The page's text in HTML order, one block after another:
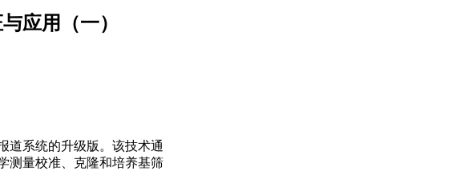
应用（一）
道系统的升级版。该技术通
测量校准、克隆和培养基筛